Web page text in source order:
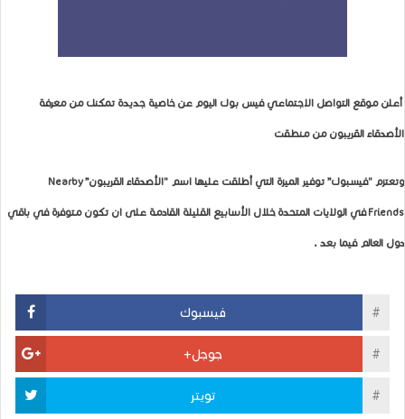
أعلن موقع التواصل الإجتماعي فيس بوك اليوم عن خاصية جديدة تمكنك من معرفة
الأصدقاء القريبون من منطقت
وتعتزم "فيسبوك” توفير الميزة التي أطلقت عليها اسم "الأصدقاء القريبون”Nearby
Friendsفي الولايات المتحدة خلال الأسابيع القليلة القادمة على ان تكون متوفرة في باقي
دول العالم فيما بعد .
فيسبوك
جوجل+
تويتر